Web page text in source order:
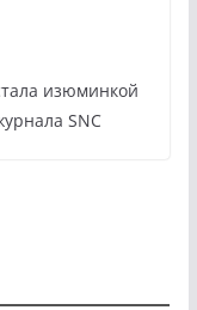
изюминкой
SNC